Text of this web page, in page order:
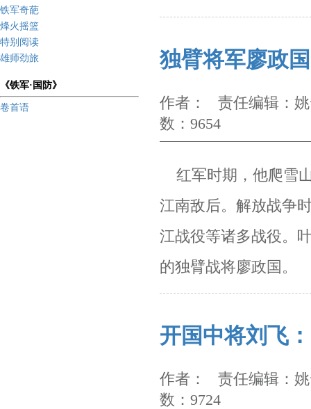
铁军奇葩
烽火摇篮
特别阅读
雄师劲旅
《铁军·国防》
卷首语
独臂将军廖政
作者： 责任编辑：
数：9654
红军时期，他爬雪
江南敌后。解放战争
江战役等诸多战役。
的独臂战将廖政国。
开国中将刘飞
作者： 责任编辑：
数：9724